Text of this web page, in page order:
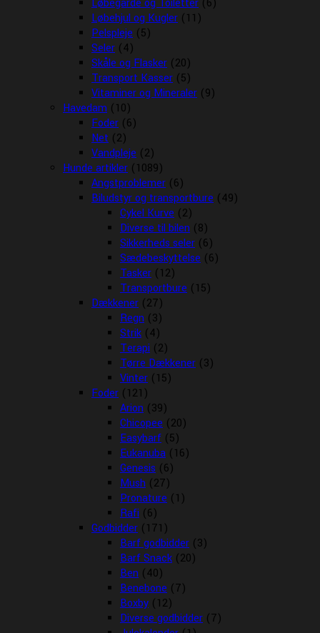
Løbegårde og Toiletter (6)
Løbehjul og Kugler (11)
Pelspleje (5)
Seler (4)
Skåle og Flasker (20)
Transport Kasser (5)
Vitaminer og Mineraler (9)
Havedam (10)
Foder (6)
Net (2)
Vandpleje (2)
Hunde artikler (1089)
Angstproblemer (6)
Biludstyr og transportbure (49)
Cykel Kurve (2)
Diverse til bilen (8)
Sikkerheds seler (6)
Sædebeskyttelse (6)
Tasker (12)
Transportbure (15)
Dækkener (27)
Regn (3)
Strik (4)
Terapi (2)
Tørre Dækkener (3)
Vinter (15)
Foder (121)
Arion (39)
Chicopee (20)
Easybarf (5)
Eukanuba (16)
Genesis (6)
Mush (27)
Pronature (1)
Rafi (6)
Godbidder (171)
Barf godbidder (3)
Barf Snack (20)
Ben (40)
Benebone (7)
Boxby (12)
Diverse godbidder (7)